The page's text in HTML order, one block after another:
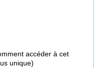
accéder à cet
unique)